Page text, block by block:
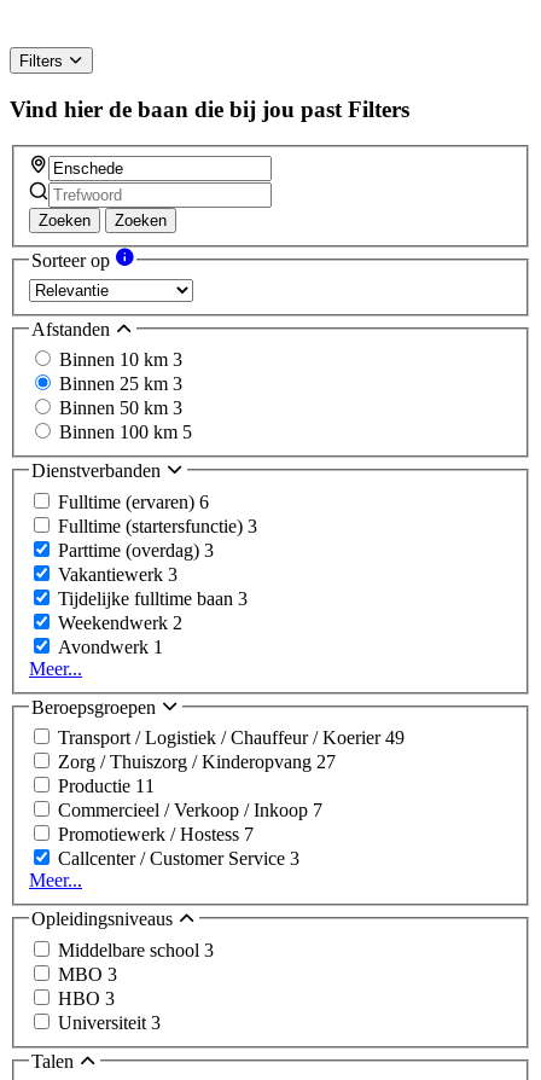
Filters
Vind hier de baan die bij jou past Filters
Zoeken Zoeken
Sorteer op
Afstanden
Binnen 10 km 3
Binnen 25 km 3
Binnen 50 km 3
Binnen 100 km 5
Dienstverbanden
Fulltime (ervaren) 6
Fulltime (startersfunctie) 3
Parttime (overdag) 3
Vakantiewerk 3
Tijdelijke fulltime baan 3
Weekendwerk 2
Avondwerk 1
Meer...
Beroepsgroepen
Transport / Logistiek / Chauffeur / Koerier49
Zorg / Thuiszorg / Kinderopvang 27
Productie 11
Commercieel / Verkoop / Inkoop 7
Promotiewerk / Hostess 7
Callcenter / Customer Service 3
Meer...
Opleidingsniveaus
Middelbare school 3
MBO 3
HBO 3
Universiteit 3
Talen